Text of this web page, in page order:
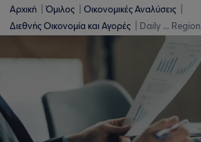
Αρχική Όμιλος
Οικονομικές Αναλύσεις
Διεθνής Οικονομία και Αγορές
Daily ... Region